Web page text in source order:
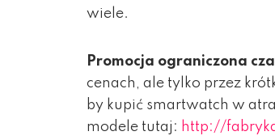
wiele.
Promocja ograniczona
cenach, ale tylko przez
by kupić smartwatch w
modele tutaj: http://